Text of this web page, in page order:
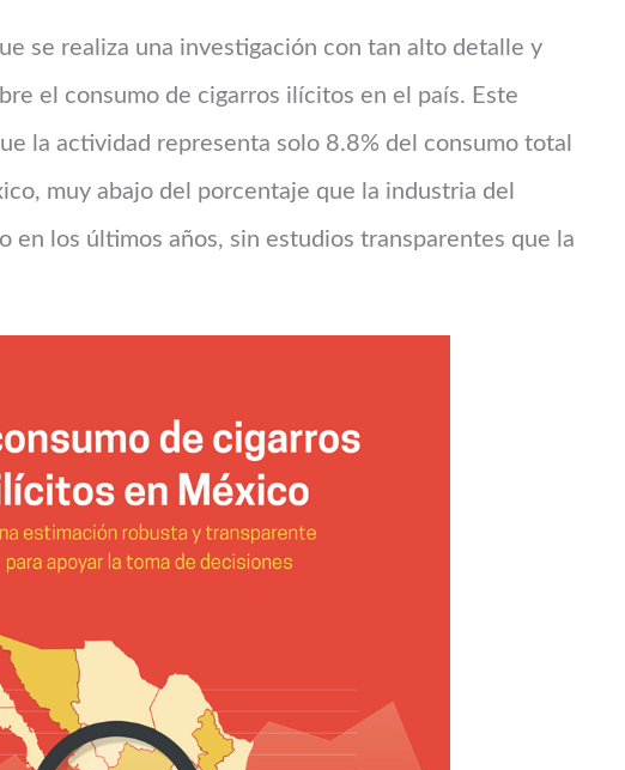
se realiza una investigación con tan alto detalle y
el consumo de cigarros ilícitos en el país. Este
la actividad representa solo 8.8% del consumo total
muy abajo del porcentaje que la industria del
en los últimos años, sin estudios transparentes que la